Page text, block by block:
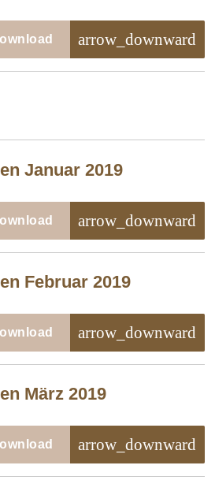
arrow_downward
Januar 2019
arrow_downward
Februar 2019
arrow_downward
März 2019
arrow_downward